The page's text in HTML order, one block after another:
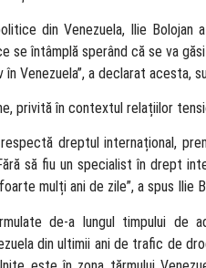
din Venezuela, Ilie
se întâmplă sperând că se va
Venezuela”, a declarat acesta,
privită în contextul relațiilor
dreptul internațional,
să fiu un specialist în drept
mulți ani de zile”, a spus Ilie
de-a lungul timpului de
din ultimii ani de trafic de